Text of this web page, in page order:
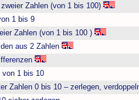
Zahlen (von 1 bis 100)
1 bis 9
Zahlen (von 1 bis 100 )
aus 2 Zahlen
von 1 bis 10
Zahlen 0 bis 10 – zerlegen,